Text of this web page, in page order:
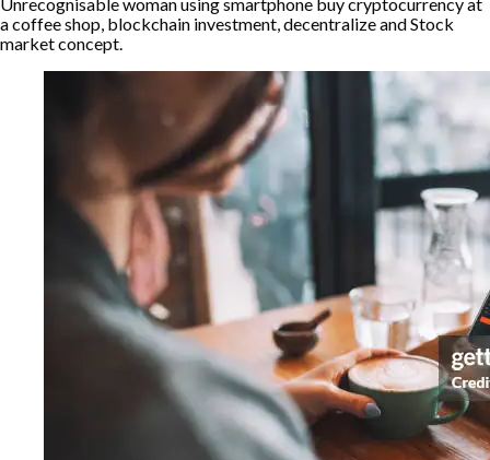
a coffee shop, blockchain investment, decentralize and Stock
market concept.